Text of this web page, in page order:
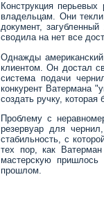
Конструкция
владельцам. Они
документ,
сводила на нет все
Однажды
клиентом. Он достал
система подачи
конкурент Ватермана
создать ручку,
Проблему с
резервуар для
стабильность, с
тех пор, как
мастерскую пришлось
прошлом.